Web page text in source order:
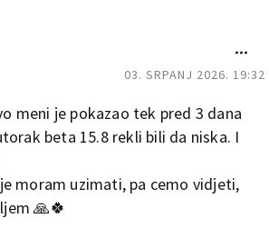
da se
raste!
raditi
da sve
03. SRPANJ 2026. 19:32
meni je pokazao tek pred 3 dana
beta 15.8 rekli bili da niska. I
moram uzimati, pa cemo vidjeti,
🙏🍀